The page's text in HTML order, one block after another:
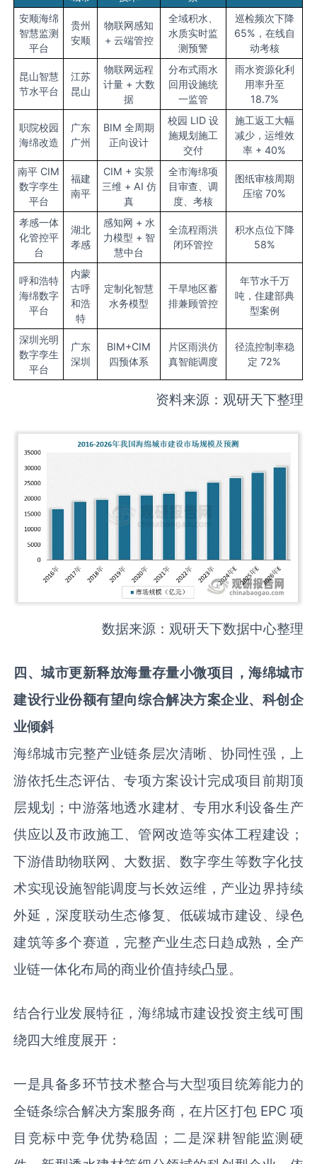
安顺海绵
智慧监测
平台
贵州
安顺
物联网感知
+ 云端管控
全域积水、
水质实时监
测预警
巡检频次下降
65%，在线自
动考核
昆山智慧
节水平台
江苏
昆山
物联网远程
计量 + 大数
据
分布式雨水
回用设施统
一监管
雨水资源化利
用率升至
18.7%
职院校园
海绵改造
广东
广州
BIM 全周期
正向设计
校园 LID 设
施规划施工
交付
施工返工大幅
减少，运维效
率 + 40%
南平 CIM
数字孪生
平台
福建
南平
CIM + 实景
三维 + AI 仿
真
全市海绵项
目审查、调
度、考核
图纸审核周期
压缩 70%
孝感一体
化管控平
台
湖北
孝感
感知网 + 水
力模型 + 智
慧中台
全流程雨洪
闭环管控
积水点位下降
58%
呼和浩特
海绵数字
平台
内蒙
古呼
和浩
特
定制化智慧
水务模型
干旱地区蓄
排兼顾管控
年节水千万
吨，住建部典
型案例
深圳光明
数字孪生
平台
广东
深圳
BIM+CIM
四预体系
片区雨洪仿
真智能调度
径流控制率稳
定 72%
资料来源：观研天下整理
数据来源：观研天下数据中心整理
四、城市更新释放海量存量小微项目 ，海绵城市
建设行业份额有望向综合解决方案企业、科创企
业倾斜
海绵城市完整产业链条层次清晰、协同性强，上
游依托生态评估、专项方案设计完成项目前期顶
层规划；中游落地透水建材、专用水利设备生产
供应以及市政施工、管网改造等实体工程建设；
下游借助物联网、大数据、数字孪生等数字化技
术实现设施智能调度与长效运维，产业边界持续
外延，深度联动生态修复、低碳城市建设、绿色
建筑等多个赛道，完整产业生态日趋成熟，全产
业链一体化布局的商业价值持续凸显。
结合行业发展特征，海绵城市建设投资主线可围
绕四大维度展开：
一是具备多环节技术整合与大型项目统筹能力的
全链条综合解决方案服务商，在片区打包 EPC 项
目竞标中竞争优势稳固；二是深耕智能监测硬